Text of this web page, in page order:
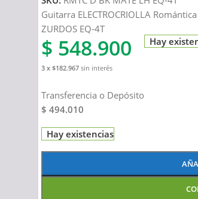
Guitarra ELECTROCRIOLLA
ZURDOS EQ-4T
$ 548.900
3 x $182.967 sin interés
Transferencia o Depósito
$ 494.010
Hay
Hay existencias